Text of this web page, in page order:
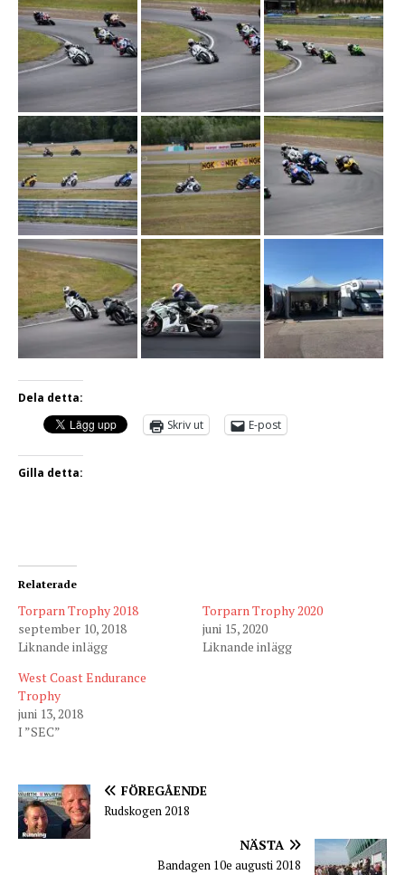
Dela detta:
Skriv ut
E-post
Gilla detta:
Relaterade
Torparn Trophy 2018
september 10, 2018
Liknande inlägg
Torparn Trophy 2020
juni 15, 2020
Liknande inlägg
West Coast Endurance
Trophy
juni 13, 2018
I ”SEC”
FÖREGÅENDE
Rudskogen 2018
NÄSTA
Bandagen 10e augusti 2018